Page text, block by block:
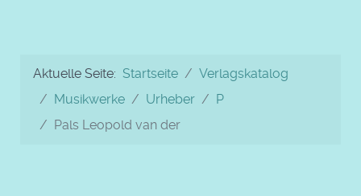
Aktuelle Seite: Startseite
Verlagskatalog
Musikwerke
Urheber
P
Pals Leopold van der